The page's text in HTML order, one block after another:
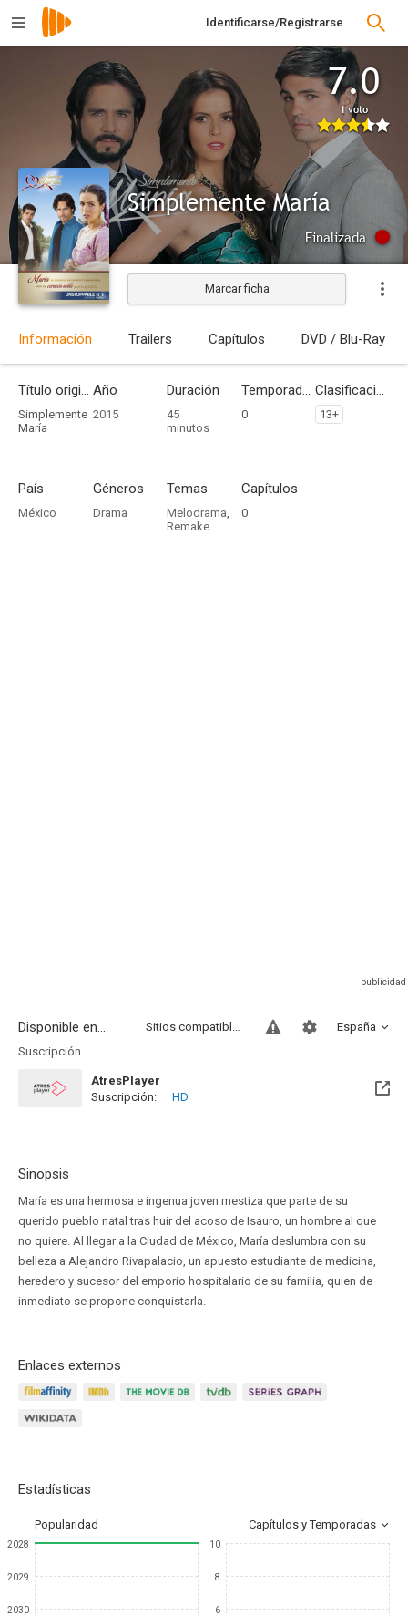
Identificarse/Registrarse
7.0
1 voto
Simplemente María
Finalizada
Marcar ficha
Información Trailers Capítulos DVD / Blu-Ray
Título original
Simplemente
María
Año
2015
Duración
45
minutos
Temporadas
0
Clasificación por edades
13+
País
México
Géneros
Drama
Temas
Melodrama,
Remake
Capítulos
0
Disponible en... España
Sitios compatibles
Suscripción
AtresPlayer
Suscripción:
HD
Sinopsis
María es una hermosa e ingenua joven mestiza que parte de su
querido pueblo natal tras huir del acoso de Isauro, un hombre al que
no quiere. Al llegar a la Ciudad de México, María deslumbra con su
belleza a Alejandro Rivapalacio, un apuesto estudiante de medicina,
heredero y sucesor del emporio hospitalario de su familia, quien de
inmediato se propone conquistarla.
Enlaces externos
Estadísticas
Popularidad Capítulos y Temporadas
2028
2029
2030
10
8
6